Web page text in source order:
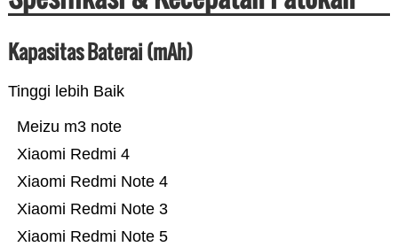
Kapasitas Baterai (mAh)
Tinggi lebih Baik
Xiaomi Redmi Note 5
Xiaomi Redmi Note 3
Xiaomi Redmi Note 4
Xiaomi Redmi 4
Meizu m3 note